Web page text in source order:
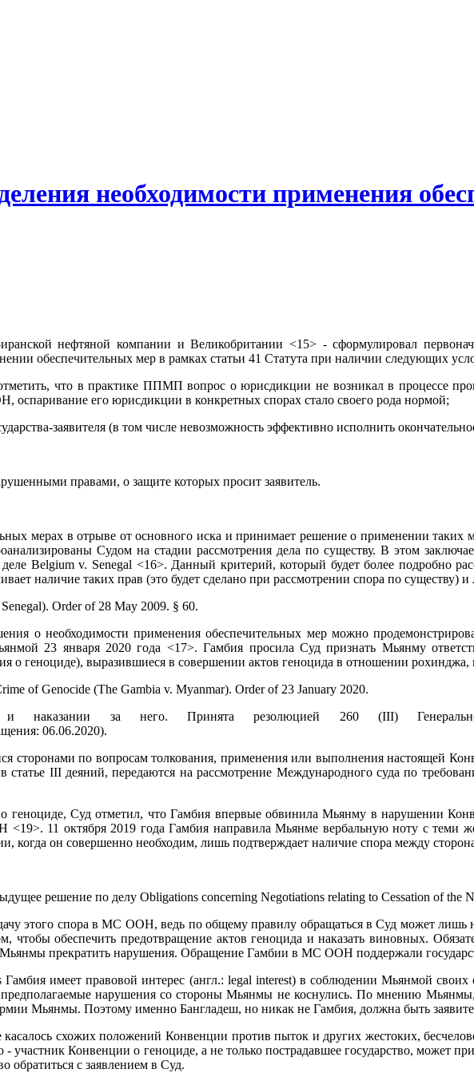
необходимости применения
нефтяной компании и Великобритании <15> - сформулировал
обеспечительных мер в рамках статьи 41 Статута при наличии следующих
что в практике ППМП вопрос о юрисдикции не возникал в процессе
его юрисдикции в конкретных спорах стало своего рода нормой;
заявителя (в том числе невозможность эффективно исполнить
правами, о защите которых просит заявитель.
мерах в отрыве от основного иска и принимает решение о применении
Судом на стадии рассмотрения дела по существу. В этом
Belgium v. Senegal <16>. Данный критерий, который будет более подробно
наличие таких прав (это будет сделано при рассмотрении спора по
Order of 28 May 2009. § 60.
о необходимости применения обеспечительных мер можно
23 января 2020 года <17>. Гамбия просила Суд признать Мьянму
о геноциде), выразившиеся в совершении актов геноцида в отношении
of Genocide (The Gambia v. Myanmar). Order of 23 January 2020.
и наказании за него. Принята резолюцией 260 (III)
06.06.2020).
по вопросам толкования, применения или выполнения настоящей
статье III деяний, передаются на рассмотрение Международного суда по
Суд отметил, что Гамбия впервые обвинила Мьянму в нарушении
11 октября 2019 года Гамбия направила Мьянме вербальную ноту с теми
когда он совершенно необходим, лишь подтверждает наличие спора между
решение по делу Obligations concerning Negotiations relating to Cessation of the
этого спора в МС ООН, ведь по общему правилу обращаться в Суд может лишь
обеспечить предотвращение актов геноцида и наказать виновных.
Мьянмы прекратить нарушения. Обращение Гамбии в МС ООН поддержали
Гамбия имеет правовой интерес (англ.: legal interest) в соблюдении Мьянмой
нарушения со стороны Мьянмы не коснулись. По мнению Мьянмы,
Мьянмы. Поэтому именно Бангладеш, но никак не Гамбия, должна быть
касалось схожих положений Конвенции против пыток и других жестоких,
Конвенции о геноциде, а не только пострадавшее государство, может
обратиться с заявлением в Суд.